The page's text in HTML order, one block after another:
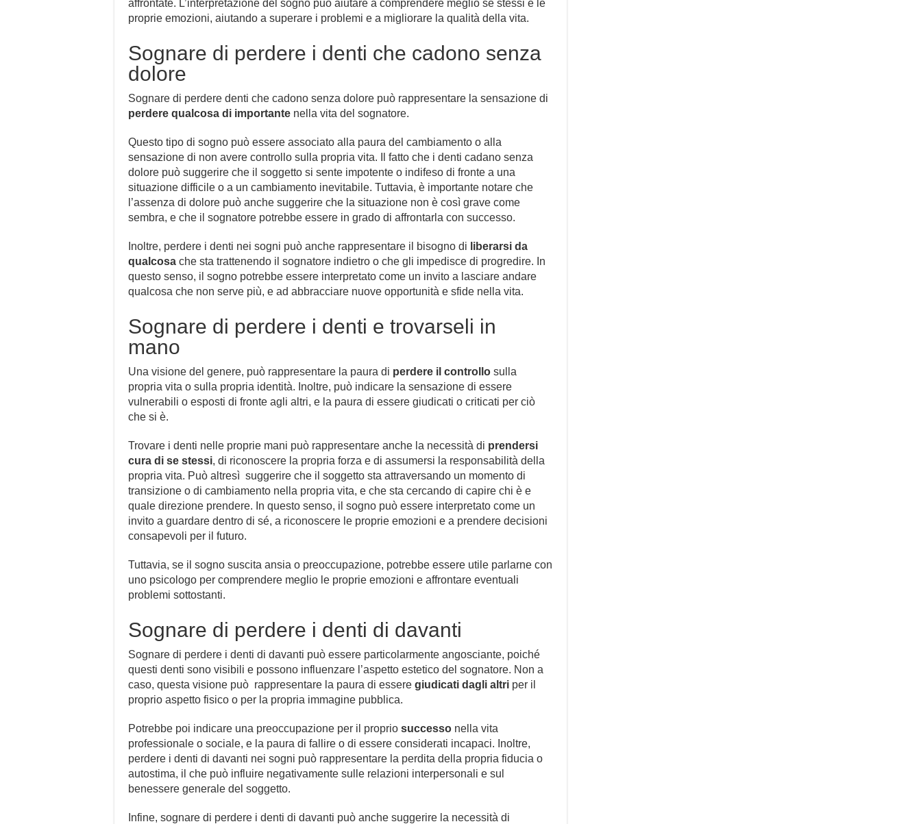
affrontate. L’interpretazione del sogno può aiutare a comprendere meglio se stessi e le
proprie emozioni, aiutando a superare i problemi e a migliorare la qualità della vita.
Sognare di perdere i denti che cadono senza
dolore
Sognare di perdere denti che cadono senza dolore può rappresentare la sensazione di
perdere qualcosa di importante nella vita del sognatore.
Questo tipo di sogno può essere associato alla paura del cambiamento o alla
sensazione di non avere controllo sulla propria vita. Il fatto che i denti cadano senza
dolore può suggerire che il soggetto si sente impotente o indifeso di fronte a una
situazione difficile o a un cambiamento inevitabile. Tuttavia, è importante notare che
l’assenza di dolore può anche suggerire che la situazione non è così grave come
sembra, e che il sognatore potrebbe essere in grado di affrontarla con successo.
Inoltre, perdere i denti nei sogni può anche rappresentare il bisogno di liberarsi da
qualcosa che sta trattenendo il sognatore indietro o che gli impedisce di progredire. In
questo senso, il sogno potrebbe essere interpretato come un invito a lasciare andare
qualcosa che non serve più, e ad abbracciare nuove opportunità e sfide nella vita.
Sognare di perdere i denti e trovarseli in
mano
Una visione del genere, può rappresentare la paura di perdere il controllo sulla
propria vita o sulla propria identità. Inoltre, può indicare la sensazione di essere
vulnerabili o esposti di fronte agli altri, e la paura di essere giudicati o criticati per ciò
che si è.
Trovare i denti nelle proprie mani può rappresentare anche la necessità di prendersi
cura di se stessi, di riconoscere la propria forza e di assumersi la responsabilità della
propria vita. Può altresì suggerire che il soggetto sta attraversando un momento di
transizione o di cambiamento nella propria vita, e che sta cercando di capire chi è e
quale direzione prendere. In questo senso, il sogno può essere interpretato come un
invito a guardare dentro di sé, a riconoscere le proprie emozioni e a prendere decisioni
consapevoli per il futuro.
Tuttavia, se il sogno suscita ansia o preoccupazione, potrebbe essere utile parlarne con
uno psicologo per comprendere meglio le proprie emozioni e affrontare eventuali
problemi sottostanti.
Sognare di perdere i denti di davanti
Sognare di perdere i denti di davanti può essere particolarmente angosciante, poiché
questi denti sono visibili e possono influenzare l’aspetto estetico del sognatore. Non a
caso, questa visione può rappresentare la paura di essere giudicati dagli altri per il
proprio aspetto fisico o per la propria immagine pubblica.
Potrebbe poi indicare una preoccupazione per il proprio successo nella vita
professionale o sociale, e la paura di fallire o di essere considerati incapaci. Inoltre,
perdere i denti di davanti nei sogni può rappresentare la perdita della propria fiducia o
autostima, il che può influire negativamente sulle relazioni interpersonali e sul
benessere generale del soggetto.
Infine, sognare di perdere i denti di davanti può anche suggerire la necessità di